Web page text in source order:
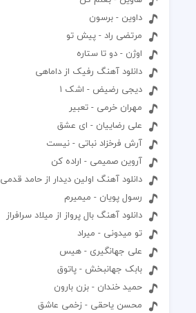
داوین - برسون
مرتضی راد - پیش تو
اوژن - دو تا ستاره
دانلود آهنگ رفیک از داماهی
دیجی رضیض - اشک ۱
مهران خرمی - تعبیر
علی رضاییان - ای عشق
آرش فرخزاد نباتی - نیست
آروین صمیمی - اراده کن
دانلود آهنگ اولین دیدار از حامد قدمی
رسول پویان - میمیرم
دانلود آهنگ بال پرواز از میلاد سرافراز
تو میدونی - میراد
علی جهانگیری - هیس
بابک جهانبخش - پاتوق
حمید خندان - بزن بارون
محسن یاحقی - زخمی عاشق